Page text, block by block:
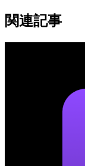
関連記事